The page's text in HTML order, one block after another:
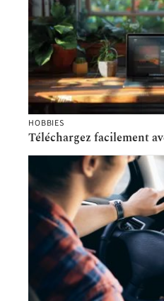
HOBBIES
Téléchargez facilement